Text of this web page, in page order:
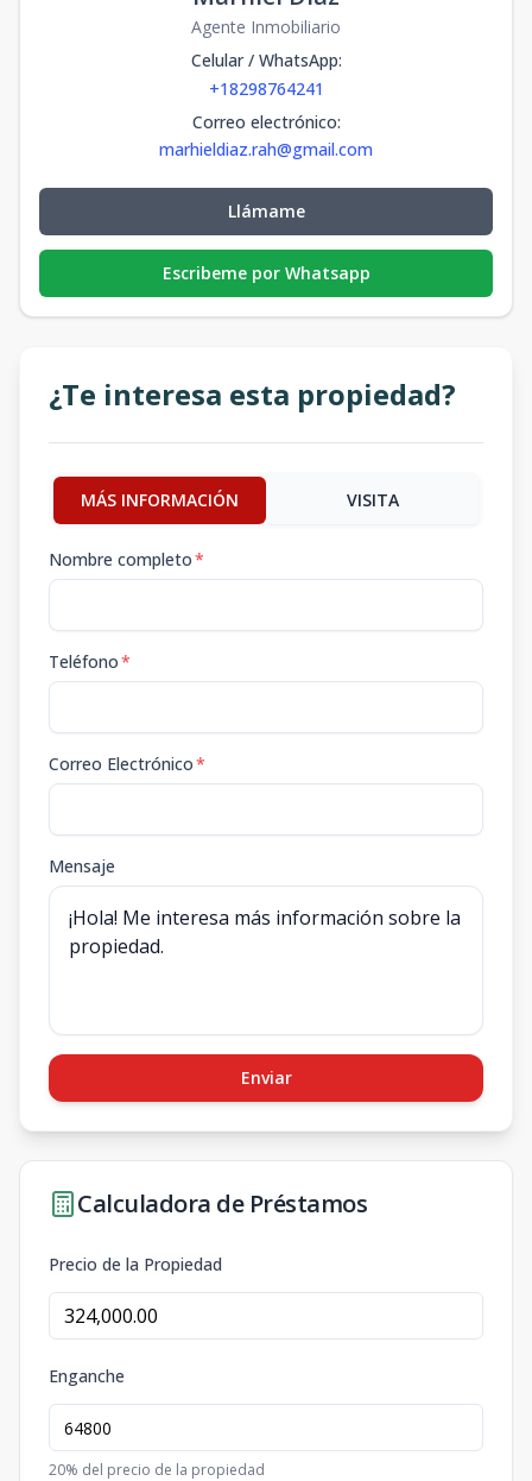
Agente Inmobiliario
Celular / WhatsApp:
+18298764241
Correo electrónico:
marhieldiaz.rah@gmail.com
Llámame
Escribeme por Whatsapp
¿Te interesa esta propiedad?
MÁS INFORMACIÓN VISITA
Nombre completo*
Teléfono*
Correo Electrónico*
Mensaje
Enviar
Calculadora de Préstamos
Precio de la Propiedad
Enganche
20% del precio de la propiedad